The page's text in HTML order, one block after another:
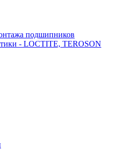
подшипников
- LOCTITE, TEROSON